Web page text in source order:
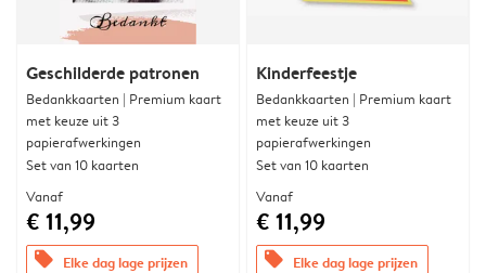
Geschilderde patronen
Bedankkaarten | Premium kaart
met keuze uit 3
papierafwerkingen
Set van 10 kaarten
Vanaf
€ 11,99
offers Elke dag lage prijzen
Kinderfeestje
Bedankkaarten | Premium kaart
met keuze uit 3
papierafwerkingen
Set van 10 kaarten
Vanaf
€ 11,99
offers Elke dag lage prijzen